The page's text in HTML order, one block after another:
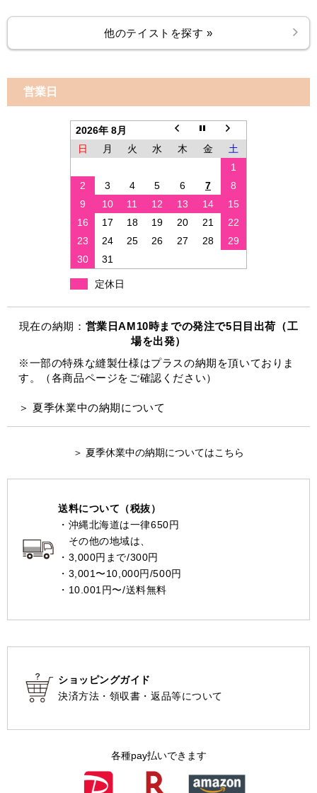
他のテイストを探す »
営業日
2026年 8月
日
月 火 水 木 金
土
1
2
3 4 5 6 7
8
9
10 11 12 13 14
15
16
17 18 19 20 21
22
23
24 25 26 27 28
29
30
31
定休日
現在の納期： 営業日AM10時までの発注で5日目出荷（工
場を出発）
※一部の特殊な縫製仕様はプラスの納期を頂いておりま
す。（各商品ページをご確認ください）
＞ 夏季休業中の納期について
＞ 夏季休業中の納期についてはこちら
送料について（税抜）
・沖縄北海道は一律650円
その他の地域は、
・3,000円まで/300円
・3,001〜10,000円/500円
・10.001円〜/送料無料
ショッピングガイド
決済方法・領収書・返品等について
各種pay払いできます